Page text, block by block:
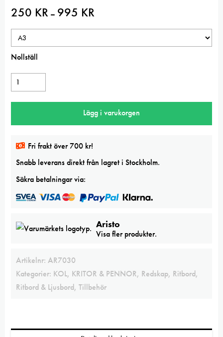
250 KR – 995 KR
Nollställ
Aristo
ritbord
A3
Lägg i varukorgen
Fri frakt över 700 kr!
Snabb leverans direkt från lagret i Stockholm.
Säkra betalningar via:
Aristo
Visa fler produkter.
Artikelnr: AR7030
Kategorier: KOL, KRITOR & PENNOR, Redskap, Ritbord,
Ritbord & Ljusbord, Tillbehör